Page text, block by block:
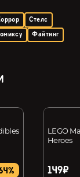
Стелс
Файтинг
LEGO
Heroes
149₽